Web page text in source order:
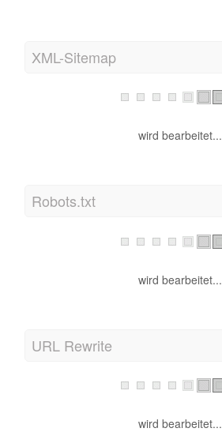
XML-Sitemap
wird bearbeitet...
Robots.txt
wird bearbeitet...
URL Rewrite
wird bearbeitet...